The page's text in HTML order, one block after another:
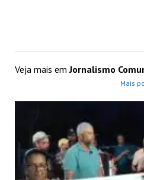
Veja mais emJornalismo
Mais